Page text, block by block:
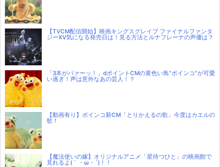
【TVCM配信開始】映画キングスグレイブ ファイナルファンタ
ジーXV気になる発売日は！見る方法とルナフレーナの声優は？
「3本がパァーッ！」dポイントCMの黄色い鳥”ポインコ”が可愛
い過ぎ！声は意外なあの芸人！？
【動画有り】ポインコ新CM「とりかえるの歌」今度はカエルの
歌！
【魔法使いの嫁】オリジナルアニメ「星待つひと」の映画館で
見れるよ(｀・ω・´)！！